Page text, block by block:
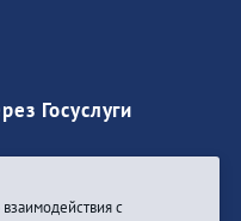
Госуслуги
с